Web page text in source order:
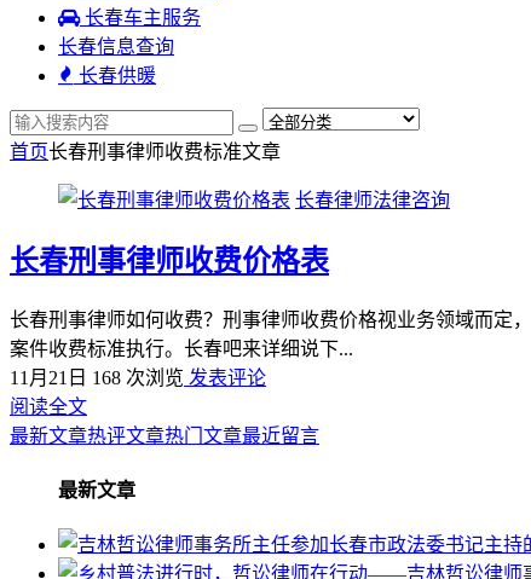
长春车主服务
长春信息查询
长春供暖
首页长春刑事律师收费标准文章
长春律师法律咨询
长春刑事律师收费价格表
长春刑事律师如何收费？刑事律师收费价格视业务领域而定
案件收费标准执行。长春吧来详细说下...
11月21日 168 次浏览 发表评论
阅读全文
最新文章热评文章热门文章最近留言
最新文章